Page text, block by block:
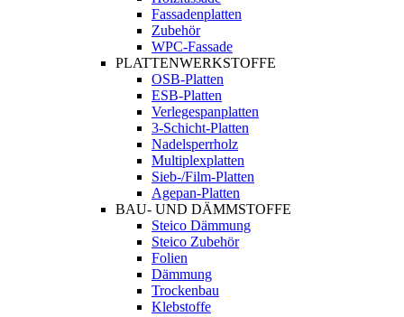
Fassadenplatten
Zubehör
WPC-Fassade
PLATTENWERKSTOFFE
OSB-Platten
ESB-Platten
Verlegespanplatten
3-Schicht-Platten
Nadelsperrholz
Multiplexplatten
Sieb-/Film-Platten
Agepan-Platten
BAU- UND DÄMMSTOFFE
Steico Dämmung
Steico Zubehör
Folien
Dämmung
Trockenbau
Klebstoffe